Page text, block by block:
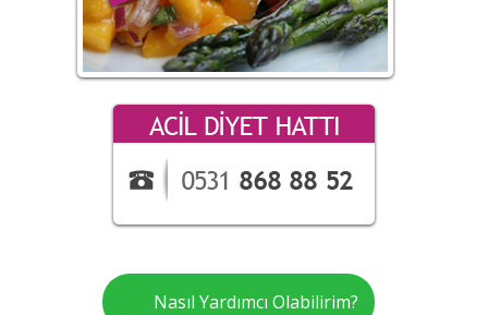
Nasıl Yardımcı Olabilirim?